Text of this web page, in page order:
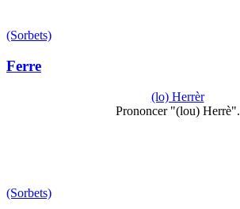
(Sorbets)
Ferre
(lo) Herrèr
Prononcer "(lou) Herrè".
(Sorbets)